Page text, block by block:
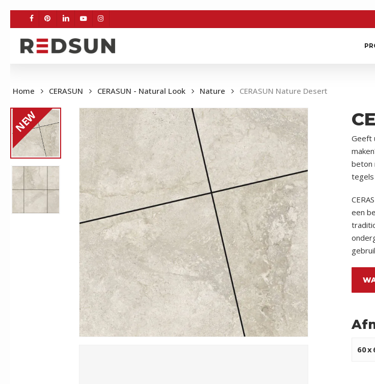
main
content
FACEBOOKPINTEREST
LINKEDINYOUTUBEINSTAGRAM
BETON CERASUN
Home CERASUN CERASUN - Natural Look Nature CERASUN Nature Desert
NEW
Geeft
beton
een
60x